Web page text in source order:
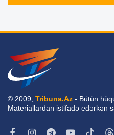
© 2009, Tribuna.Az - Bütün
Materiallardan istifadə edərkən